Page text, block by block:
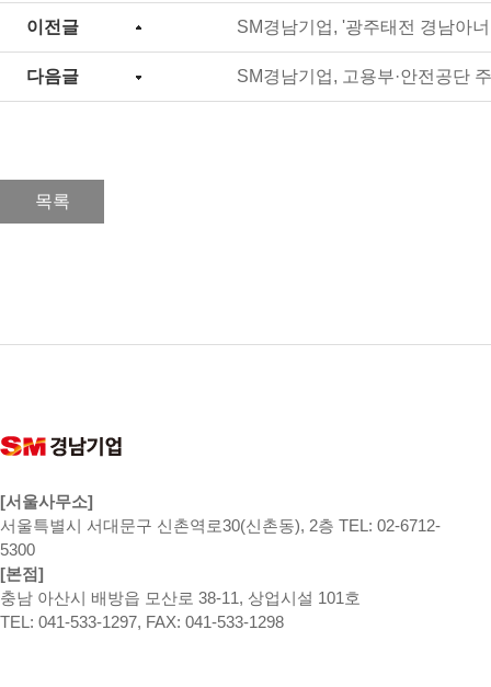
이전글 SM경남기업, '광주태전 경남아
다음글 SM경남기업, 고용부·안전공단
목록
[서울사무소]
서울특별시 서대문구 신촌역로30(신촌동), 2층 TEL: 02-6712-
5300
[본점]
충남 아산시 배방읍 모산로 38-11, 상업시설 101호
TEL: 041-533-1297, FAX: 041-533-1298